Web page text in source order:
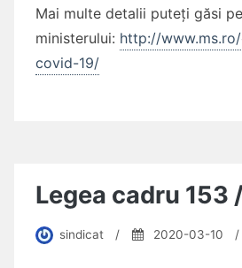
Mai multe detalii puteți găsi
ministerului: http://
covid-19/
Legea cadru 153
sindicat / 2020-03-10 /